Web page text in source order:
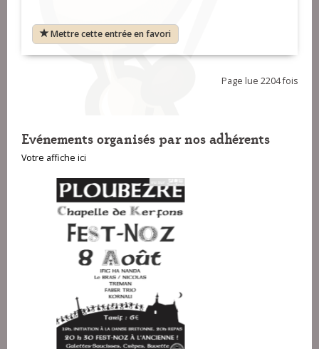
Mettre cette entrée en favori
Page lue 2204 fois
Evénements organisés par nos adhérents
Votre affiche ici